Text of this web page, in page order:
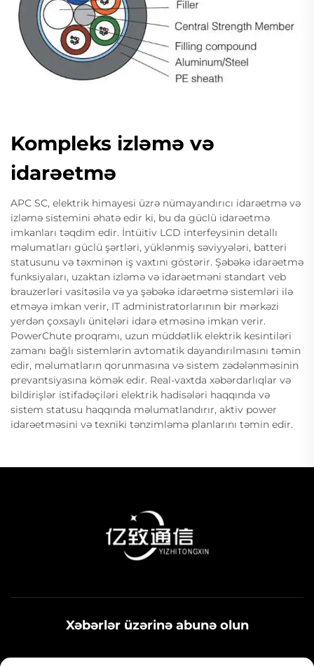
Kompleks izləmə və
idarəetmə
APC SC, elektrik himayesi üzrə nümayandırıcı idarəetmə və
izləmə sistemini əhatə edir ki, bu da güclü idarəetmə
imkanları təqdim edir. İntüitiv LCD interfeysinin detallı
məlumatları güclü şərtləri, yüklənmiş səviyyələri, batteri
statusunu və təxminən iş vaxtını göstərir. Şəbəkə idarəetmə
funksiyaları, uzaktan izləmə və idarəetməni standart veb
brauzerləri vasitəsilə və ya şəbəkə idarəetmə sistemləri ilə
etməyə imkan verir, IT administratorlarının bir mərkəzi
yerdən çoxsaylı üniteləri idarə etməsinə imkan verir.
PowerChute proqramı, uzun müddətlik elektrik kesintiləri
zamanı bağlı sistemlərin avtomatik dayandırılmasını təmin
edir, məlumatların qorunmasına və sistem zədələnməsinin
prevantsiyasına kömək edir. Real-vaxtda xəbərdarlıqlar və
bildirişlər istifadəçiləri elektrik hadisələri haqqında və
sistem statusu haqqında məlumatlandırır, aktiv power
idarəetməsini və texniki tənzimləmə planlarını təmin edir.
Xəbərlər üzərinə abunə olun